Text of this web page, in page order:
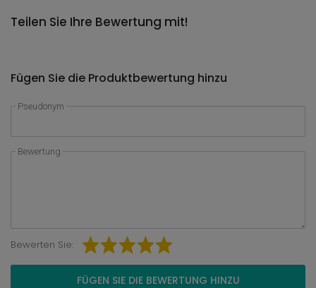
Teilen Sie Ihre Bewertung mit!
Fügen Sie die Produktbewertung hinzu
Pseudonym
Bewertung
Bewerten Sie:
FÜGEN SIE DIE BEWERTUNG HINZU